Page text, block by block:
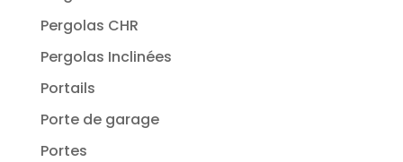
Pergolas CHR
Pergolas Inclinées
Portails
Porte de garage
Portes